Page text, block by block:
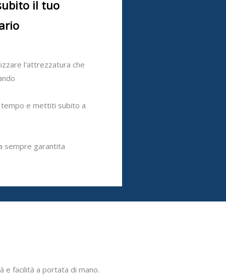
il tuo
l'attrezzatura che
tempo e mettiti subito a
sempre garantita
e facilità a portata di mano.